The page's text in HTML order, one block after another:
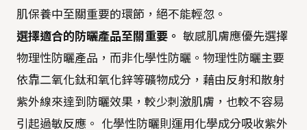
肌保養中至關重要的環節，絕不能輕忽。
選擇適合的防曬產品至關重要。 敏感肌膚應優先選擇
物理性防曬產品，而非化學性防曬。物理性防曬主要
依靠二氧化鈦和氧化鋅等礦物成分，藉由反射和散射
紫外線來達到防曬效果，較少刺激肌膚，也較不容易
引起過敏反應。 化學性防曬則運用化學成分吸收紫外